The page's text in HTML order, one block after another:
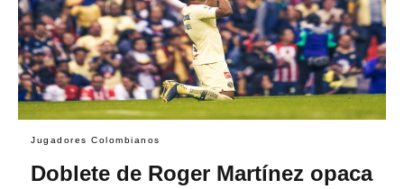
Jugadores Colombianos
Doblete de Roger Martínez opaca